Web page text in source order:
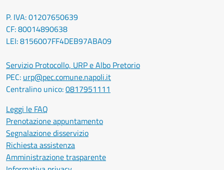
P. IVA: 01207650639
CF: 80014890638
LEI: 8156007FF4DEB97ABA09
Servizio Protocollo, URP e Albo Pretorio
PEC: urp@pec.comune.napoli.it
Centralino unico:0817951111
Leggi le FAQ
Prenotazione appuntamento
Segnalazione disservizio
Richiesta assistenza
Amministrazione trasparente